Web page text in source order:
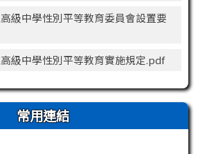
級中學性別平等教育委員會設置要
級中學性別平等教育實施規定.pdf
常用連結